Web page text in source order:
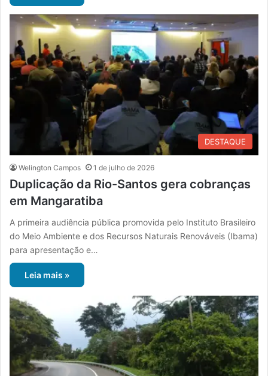
DESTAQUE
Welington Campos 1 de julho de 2026
Duplicação da Rio-Santos gera cobranças
em Mangaratiba
A primeira audiência pública promovida pelo Instituto Brasileiro
do Meio Ambiente e dos Recursos Naturais Renováveis (Ibama)
para apresentação e…
Leia mais »